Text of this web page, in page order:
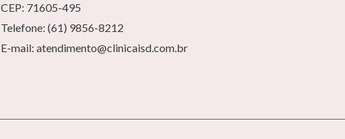
CEP: 71605-495
Telefone: (61) 9856-8212
E-mail: atendimento@clinicaisd.com.br